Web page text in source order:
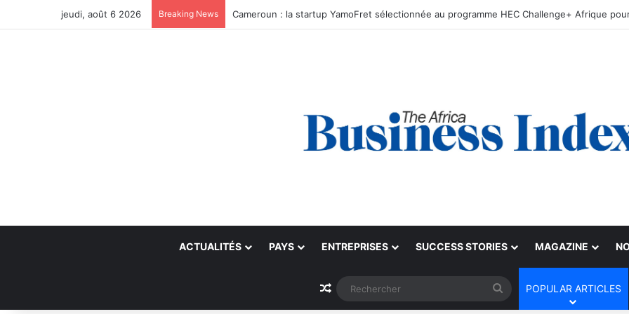
jeudi, août 6 2026 Breaking News
ACTUALITÉS PAYS ENTREPRISES SUCCESS STORIES MAGAZINE
Article Aléatoire Rechercher
POPULAR ARTICLES